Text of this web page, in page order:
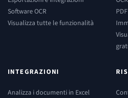
Software OCR
Visualizza tutte le funzionalità
INTEGRAZIONI
Analizza i documenti in Excel